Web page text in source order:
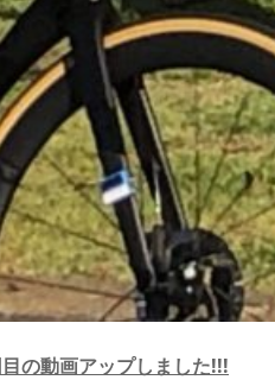
の動画アップしました!!!